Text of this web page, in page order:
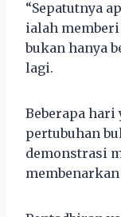
“Sepatutnya
ialah memberi
bukan hanya
lagi.
Beberapa hari
pertubuhan
demonstrasi
membenarkan